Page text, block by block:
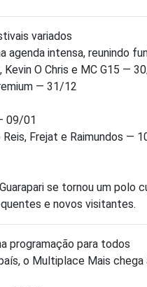
variados
agenda intensa, reunindo
Kevin O Chris e MC G15 —
— 31/12
09/01
Frejat e Raimundos —
se tornou um polo
e novos visitantes.
programação para todos
o Multiplace Mais